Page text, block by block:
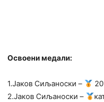
Освоени медали:
1.Јаков Сиљаноски –
2.Јаков Сиљаноски –